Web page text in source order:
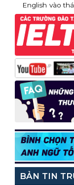
English vào
BẢN TIN